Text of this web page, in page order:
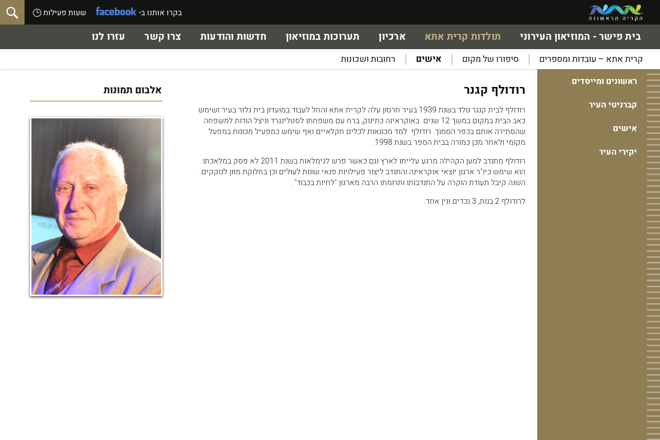
בקרו אותנו ב- שעות פעילות
בית פישר - המוזיאון העירוני תולדות קרית אתא
קרית אתא – עובדות ומספרים סיפורו של מקום אישים רחובות ושכונות
ארכיון תערוכות במוזיאון חדשות והודעות צרו קשר עזרו לנו
ראשונים ומייסדים
קברניטי העיר
אישים
יקירי העיר
רודולף קגנר
רודולף לבית קנגר נולד בשנת 1939 בעיר חרסון עלה לקרית אתא והחל לעבוד במועדון בית גלזר בעיר ושימש
כאב הבית במקום במשך 12 שנים. באוקראינה כתינוק, ברח עם משפחתו לסטלינגרד וניצל הודות למשפחה
שהסתירה אותם בכפר הסמוך. רודולף למד מכונאות לכלים חקלאיים ואף שימש כמפעיל מכונות במפעל
מקומי ולאחר מכן כמורה בבית הספר בשנת 1998.
רודולף מתנדב למען הקהילה מרגע עלייתו לארץ וגם כאשר פרש לגימלאות בשנת 2011 לא פסק במלאכתו.
הוא שימש כיו"ר ארגון יוצאי אוקראינה והתנדב ליצור פעילויות פנאי שונות לעולים וכן בחלוקת מזון לנזקקים.
השנה קיבל תעודת הוקרה על התנדבותו ותרומתו הרבה מארגון "לחיות בכבוד".
לרודולף 2 בנות, 3 נכדים ונין אחד.
אלבום תמונות